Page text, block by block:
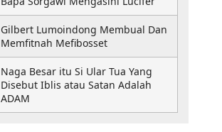
Gilbert Lumoindong Membual Dan
Memfitnah Mefibosset
Naga Besar itu Si Ular Tua Yang
Disebut Iblis atau Satan Adalah
ADAM